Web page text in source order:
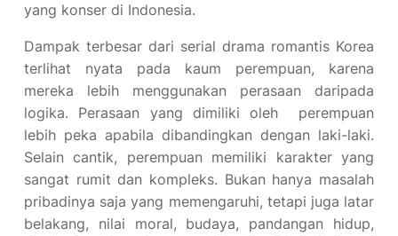
yang konser di Indonesia.
Dampak terbesar dari serial drama romantis Korea
terlihat nyata pada kaum perempuan, karena
mereka lebih menggunakan perasaan daripada
logika. Perasaan yang dimiliki oleh perempuan
lebih peka apabila dibandingkan dengan laki-laki.
Selain cantik, perempuan memiliki karakter yang
sangat rumit dan kompleks. Bukan hanya masalah
pribadinya saja yang memengaruhi, tetapi juga latar
belakang, nilai moral, budaya, pandangan hidup,